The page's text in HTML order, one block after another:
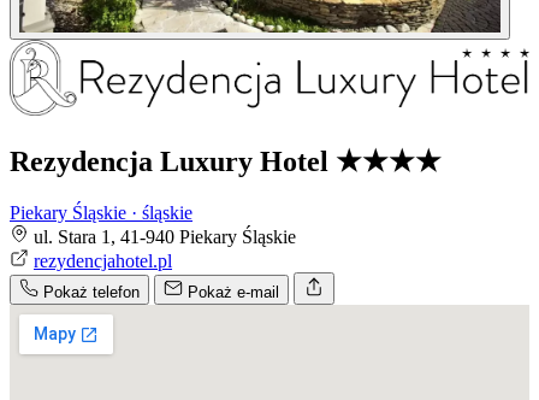
Rezydencja Luxury Hotel ★★★★
Piekary Śląskie · śląskie
ul. Stara 1, 41-940 Piekary Śląskie
rezydencjahotel.pl
Pokaż telefon Pokaż e-mail